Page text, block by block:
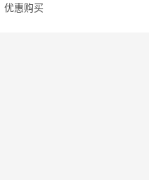
优惠购买